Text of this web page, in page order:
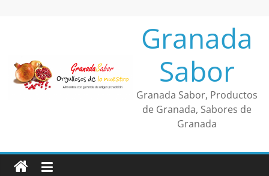
Granada
Sabor
Granada Sabor, Productos
de Granada, Sabores de
Granada